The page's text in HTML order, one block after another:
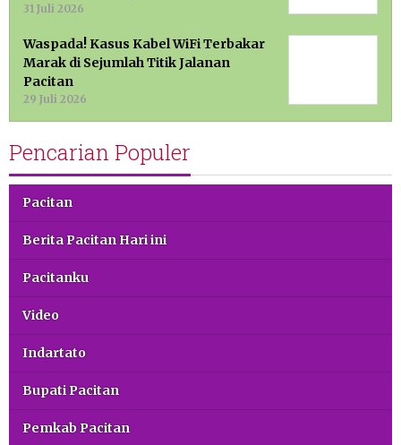
31 Juli 2026
Waspada! Kasus Kabel WiFi Terbakar
Marak di Sejumlah Titik Jalanan
Pacitan
29 Juli 2026
Pencarian Populer
Pacitan
Berita Pacitan Hari ini
Pacitanku
Video
Indartato
Bupati Pacitan
Pemkab Pacitan